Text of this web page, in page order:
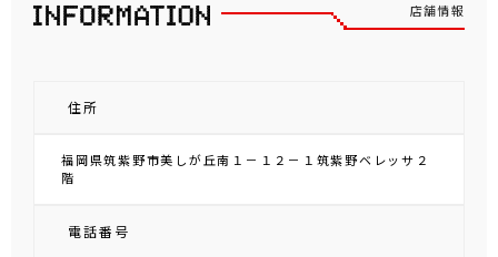
店舗情報
住所
福岡県筑紫野市美しが丘南１－１２－１筑紫野ベレッサ２
階
電話番号